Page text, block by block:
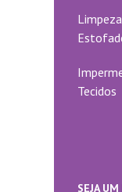
Tecidos
SEJA